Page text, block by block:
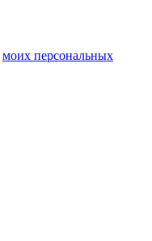
моих персональных